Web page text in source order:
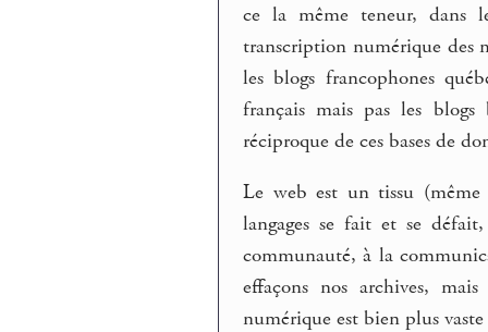
ce la même teneur, dans
transcription numérique des
les blogs francophones
français mais pas les
réciproque de ces bases de
Le web est un tissu
langages se fait et se
communauté, à la
effaçons nos archives,
numérique est bien plus